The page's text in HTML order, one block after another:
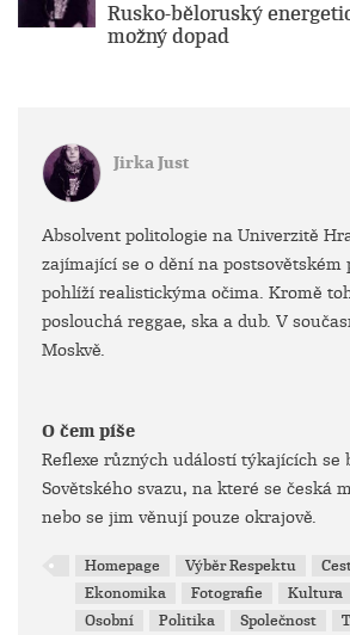
Rusko-běloruský
možný dopad
Jirka Just
Absolvent politologie na Univerzitě
zajímající se o dění na postsovětském
pohlíží realistickýma očima. Kromě
poslouchá reggae, ska a dub. V
Moskvě.
O čem píše
Reflexe různých událostí týkajících se
Sovětského svazu, na které se česká
nebo se jim věnují pouze okrajově.
Homepage Výběr Respektu
Ekonomika
Fotografie Kultura
Osobní
Politika Společnost